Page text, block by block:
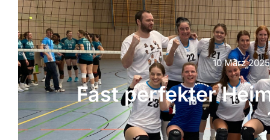
10 März 2025
Fast perfekter